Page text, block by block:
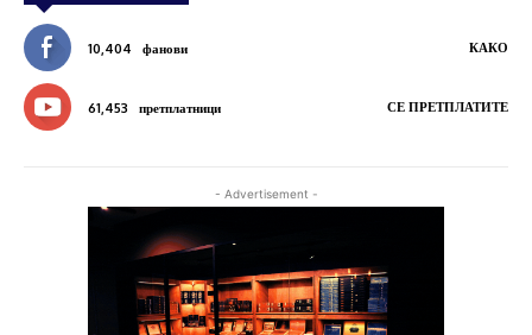
10,404 фанови КАКО
61,453 претплатници СЕ ПРЕТПЛАТИТЕ
- Advertisement -